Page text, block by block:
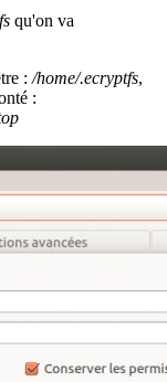
qu'on va
: /home/.ecryptfs,
: